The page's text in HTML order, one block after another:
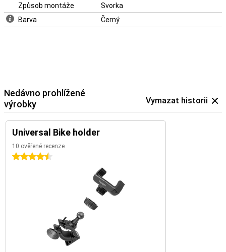
Způsob montáže
Svorka
Barva
Černý
Nedávno prohlížené
výrobky
Vymazat historii
Universal Bike holder
10 ověřené recenze
4.5 hvězdičky